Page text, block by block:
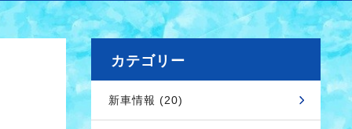
カテゴリー
新車情報 (20)